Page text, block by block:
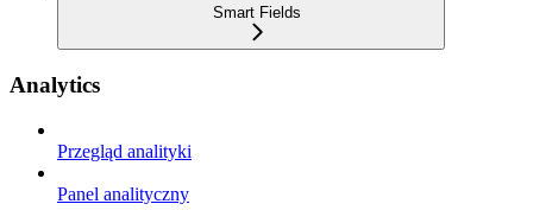
Smart Fields
Analytics
Przegląd analityki
Panel analityczny